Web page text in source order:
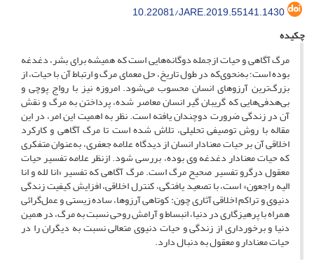
10.22081/JARE.2019.55141.1430
چکیده
مرگ آگاهی و حیات ازجمله دوگانه‌هایی است که همیشه برای بشر، دغدغه
بوده است؛ به‌نحوی‌که در طول تاریخ، حل معمای مرگ و ارتباط آن با حیات، از
بزرگ‌ترین آرزوهای انسان محسوب می‌شود. امروزه نیز با رواج پوچی و
بی‌هدفی‌هایی که گریبان گیر انسان معاصر شده، پرداختن به مرگ و نقش
آن در زندگی ضرورت دوچندان یافته است. نظر به اهمیت این امر، در این
مقاله با روش توصیفی تحلیلی، تلاش شده است تا مرگ آگاهی و کارکرد
اخلاقی آن بر حیات معنادار انسان از دیدگاه علامه جعفری، به‌عنوان متفکری
که حیات معنادار دغدغه وی بوده، بررسی شود. ازنظر علامه تفسیر حیات
معقول درگرو تفسیر صحیح مرگ است. مرگ آگاهی که تفسیر «انا لله و انا
الیه راجعون» است، با تصعید یافتگی، کنترل اخلاقی، افزایش کیفیت زندگی
دنیوی و تراکم اخلاقی آثاری چون: کوتاهی آرزوها، ساده زیستی و عمل‌گرائی
همراه با پرهیزگاری در دنیا، انبساط و آرامش روحی نسبت به مرگ، در همین
دنیا و برخورداری از زندگی و حیات دنیوی متعالی نسبت به دیگران را در
حیات معنادار و معقول به دنبال دارد.